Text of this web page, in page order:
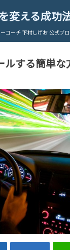
変える成功
ーコーチ 下村しげお 公式ブ
ルする簡単な